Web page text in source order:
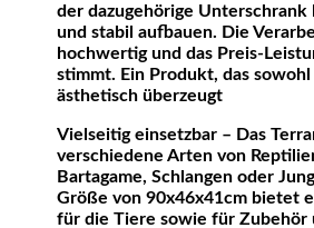
der dazugehörige Unterschrank
und stabil aufbauen. Die
hochwertig und das Preis-
stimmt. Ein Produkt, das
ästhetisch überzeugt
Vielseitig einsetzbar – Das
verschiedene Arten von
Bartagame, Schlangen oder
Größe von 90x46x41cm bietet
für die Tiere sowie für Zubehör